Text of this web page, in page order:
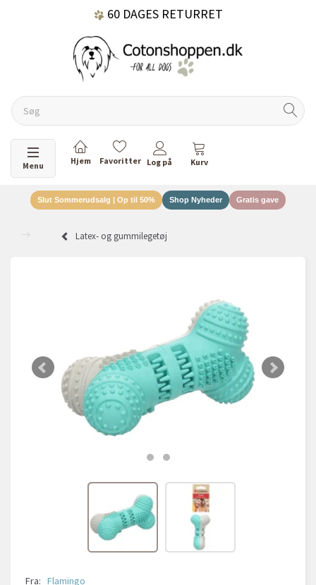
60 DAGES RETURRET
Skifte navigation
Menu
Slut Sommerudsalg | Op til 50% Shop Nyheder Gratis gave
Latex- og gummilegetøj
Fra: Flamingo